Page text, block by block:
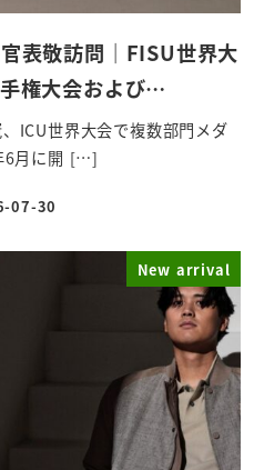
表敬訪問｜FISU世界大
権大会および…
ICU世界大会で複数部門メダ
6月に開 […]
07-30
New arrival